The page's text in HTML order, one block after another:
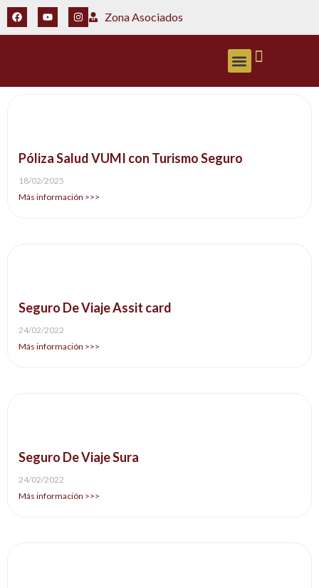
Zona Asociados
Póliza Salud VUMI con Turismo Seguro
18/02/2025
Más información >>>
Seguro De Viaje Assit card
24/02/2022
Más información >>>
Seguro De Viaje Sura
24/02/2022
Más información >>>